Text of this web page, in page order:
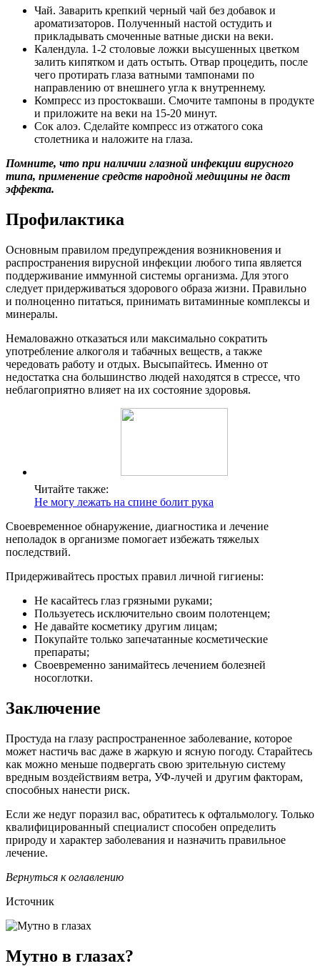
Чай. Заварить крепкий черный чай без добавок и
ароматизаторов. Полученный настой остудить и
прикладывать смоченные ватные диски на веки.
Календула. 1-2 столовые ложки высушенных цветком
залить кипятком и дать остыть. Отвар процедить, после
чего протирать глаза ватными тампонами по
направлению от внешнего угла к внутреннему.
Компресс из простокваши. Смочите тампоны в продукте
и приложите на веки на 15-20 минут.
Сок алоэ. Сделайте компресс из отжатого сока
столетника и наложите на глаза.
Помните, что при наличии глазной инфекции вирусного
типа, применение средств народной медицины не даст
эффекта.
Профилактика
Основным правилом предупреждения возникновения и
распространения вирусной инфекции любого типа является
поддерживание иммунной системы организма. Для этого
следует придерживаться здорового образа жизни. Правильно
и полноценно питаться, принимать витаминные комплексы и
минералы.
Немаловажно отказаться или максимально сократить
употребление алкоголя и табачных веществ, а также
чередовать работу и отдых. Высыпайтесь. Именно от
недостатка сна большинство людей находятся в стрессе, что
неблагоприятно влияет на их состояние здоровья.
Читайте также:
Не могу лежать на спине болит рука
Своевременное обнаружение, диагностика и лечение
неполадок в организме помогает избежать тяжелых
последствий.
Придерживайтесь простых правил личной гигиены:
Не касайтесь глаз грязными руками;
Пользуетесь исключительно своим полотенцем;
Не давайте косметику другим лицам;
Покупайте только запечатанные косметические
препараты;
Своевременно занимайтесь лечением болезней
носоглотки.
Заключение
Простуда на глазу распространенное заболевание, которое
может настичь вас даже в жаркую и ясную погоду. Старайтесь
как можно меньше подвергать свою зрительную систему
вредным воздействиям ветра, УФ-лучей и другим факторам,
способных нанести риск.
Если же недуг поразил вас, обратитесь к офтальмологу. Только
квалифицированный специалист способен определить
природу и характер заболевания и назначить правильное
лечение.
Вернуться к оглавлению
Источник
Мутно в глазах?